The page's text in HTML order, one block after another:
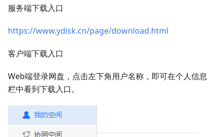
服务端下载入口
https://www.ydisk.cn/page/download.html
客户端下载入口
Web端登录网盘，点击左下角用户名称，即可在个人信息
栏中看到下载入口。